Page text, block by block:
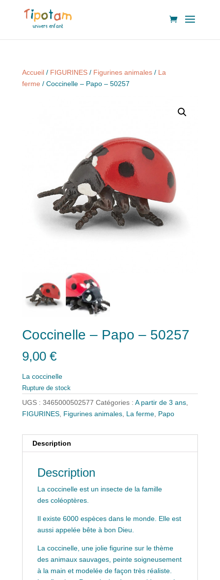
Accueil/ FIGURINES/ Figurines animales/ La
ferme / Coccinelle – Papo – 50257
Coccinelle – Papo – 50257
9,00 €
La coccinelle
Rupture de stock
UGS : 3465000502577 Catégories : A partir de 3 ans,
FIGURINES, Figurines animales, La ferme, Papo
Description
Description
La coccinelle est un insecte de la famille
des coléoptères.
Il existe 6000 espèces dans le monde. Elle est
aussi appelée bête à bon Dieu.
La coccinelle, une jolie figurine sur le thème
des animaux sauvages, peinte soigneusement
à la main et modelée de façon très réaliste.